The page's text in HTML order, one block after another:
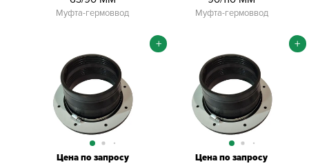
Муфта-гермоввод Муфта-гермоввод
Цена по запросу
+
Цена по запросу
+